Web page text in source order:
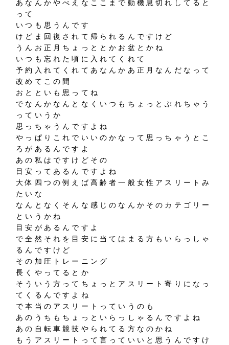
あなんかやべえなここまで動機息切れしてると
って
いつも思うんです
けどま回復されて帰られるんですけど
うんお正月ちょっととかお盆とかね
いつも忘れた頃に入れてくれて
予約入れてくれてあなんかあ正月なんだなって
改めてこの間
おとといも思ってね
でなんかなんとなくいつもちょっとぶれちゃう
っていうか
思っちゃうんですよね
やっぱりこれでいいのかなって思っちゃうとこ
ろがあるんですよ
あの私はですけどその
目安ってあるんですよね
大体四つの例えば高齢者一般女性アスリートみ
たいな
なんとなくそんな感じのなんかそのカテゴリー
というかね
目安があるんですよ
で全然それを目安に当てはまる方もいらっしゃ
るんですけど
その加圧トレーニング
長くやってるとか
そういう方ってちょっとアスリート寄りになっ
てくるんですよね
で本当のアスリートっていうのも
あのうちもちょっといらっしゃるんですよね
あの自転車競技やられてる方なのかね
もうアスリートって言っていいと思うんですけ